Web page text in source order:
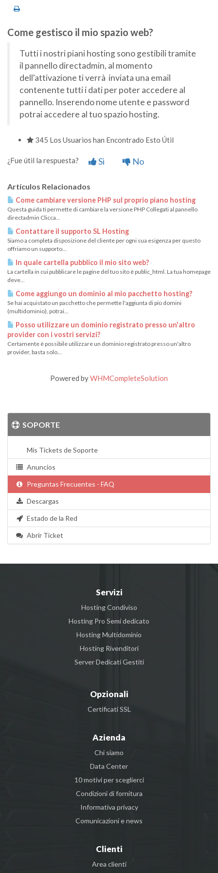
Come gestisco il mio spazio web?
Tutti i nostri piani hosting sono gestibili tramite
il pannello directadmin, al momento
dell'attivazione ti verrà inviata una email
contenente tutti i dati per poter accedere al
pannello. Inserendo nome utente e password
potrai accedere al tuo spazio hosting.
345 Los Usuarios han Encontrado Esto Útil
¿Fue útil la respuesta? Si No
Artículos Relacionados
Come cambiare versione PHP sul proprio piano hosting
Questa guida ti permette di cambiare la versione PHP Collegati al pannello
directadmin Clicca...
Contattare il supporto SL Hosting
Siamo a completa disposizione del cliente per ogni sua esigenza per questo
offriamo un supporto...
In quale cartella pubblico il mio sito web?
La cartella in cui pubblicare le pagine del tuo sito è public_html. La tua homepage
deve...
Come aggiungo un dominio al mio pacchetto hosting?
Se hai acquistato un pacchetto che permette l'aggiunta di più domini
(multidominio), potrai...
Posso utilizzare un dominio registrato presso un'altro
provider con i vostri servizi?
Certamente è possibile utilizzare un dominio registrato presso un'altro
provider, basta solo...
Powered byWHMCompleteSolution
SOPORTE
Mis Tickets de Soporte
Anuncios
Preguntas Frecuentes - FAQ
Descargas
Estado de la Red
Abrir Ticket
Servizi
Hosting Condiviso
Hosting Pro Semi dedicato
Hosting Multidominio
Hosting Rivenditori
Server Dedicati Gestiti
Opzionali
Certificati SSL
Azienda
Chi siamo
Data Center
10 motivi per sceglierci
Condizioni di fornitura
Informativa privacy
Comunicazioni e news
Clienti
Area clienti